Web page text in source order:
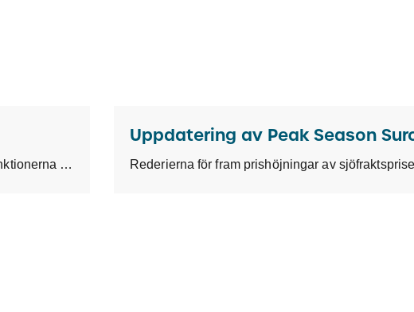
Dags för en ny uppdatering om de senaste funktionerna och förbättringarna av TKL Dispatch.